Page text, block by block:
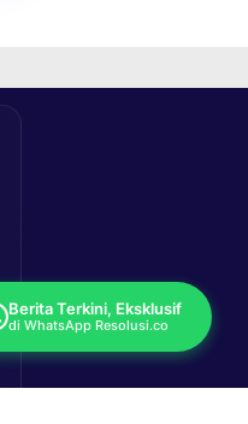
Berita Terkini, Eksklusif
di WhatsApp Resolusi.co